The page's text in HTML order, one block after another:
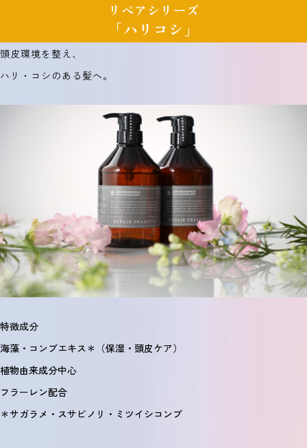
リペアシリーズ
「ハリコシ」
頭皮環境を整え、
ハリ・コシのある髪へ。
特徴成分
海藻・コンブエキス＊（保湿・頭皮ケア）
植物由来成分中心
フラーレン配合
＊サガラメ・スサビノリ・ミツイシコンブ